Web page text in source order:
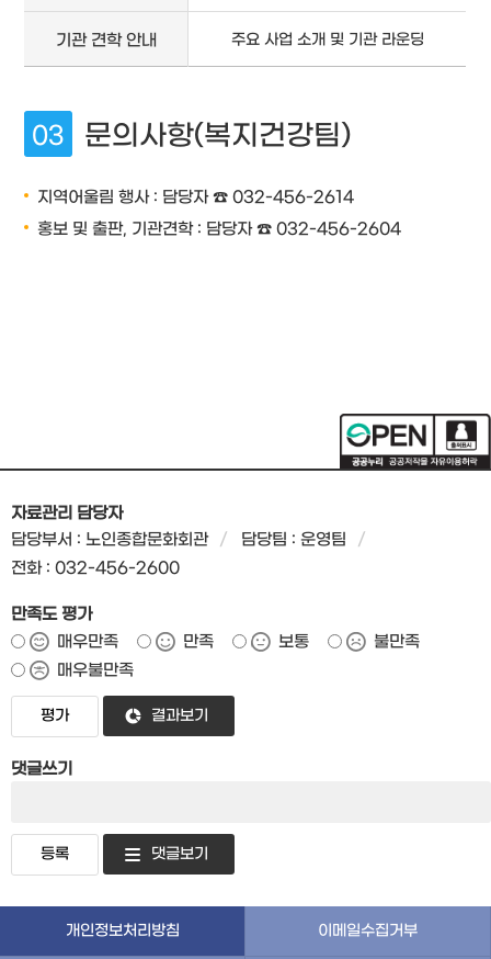
기관 견학 안내 주요 사업 소개 및 기관 라운딩
문의사항(복지건강팀)
지역어울림 행사 : 담당자 ☎ 032-456-2614
홍보 및 출판, 기관견학 : 담당자 ☎ 032-456-2604
자료관리 담당자
담당부서 : 노인종합문화회관
담당팀 : 운영팀
전화 : 032-456-2600
만족도 평가
매우만족
만족 보통
불만족
매우불만족
결과보기
댓글쓰기
댓글보기
개인정보처리방침 이메일수집거부